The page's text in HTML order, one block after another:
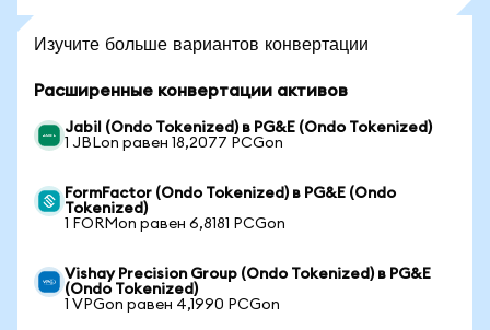
Изучите больше вариантов конвертации
Расширенные конвертации активов
Jabil (Ondo Tokenized) в PG&E (Ondo Tokenized)
1 JBLon равен 18,2077 PCGon
FormFactor (Ondo Tokenized) в PG&E (Ondo
Tokenized)
1 FORMon равен 6,8181 PCGon
Vishay Precision Group (Ondo Tokenized) в PG&E
(Ondo Tokenized)
1 VPGon равен 4,1990 PCGon